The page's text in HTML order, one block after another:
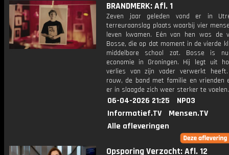
BRANDMERK: Afl. 1
Zeven jaar geleden vond er in
terreuraanslag plaats waarbij vier
leven kwamen. Eén van hen was de
Bosse, die op dat moment in de vierde
middelbare school zat. Bosse is
economie in Groningen. Hij legt uit
verlies van zijn vader verwerkt
rouw, de band met familie en vrienden
er in slaagde zich weer sterker te voelen.
06-04-2026 21:25
NPO3
Informatief.TV
Mensen.TV
Alle afleveringen
Opsporing Verzocht: Afl. 12